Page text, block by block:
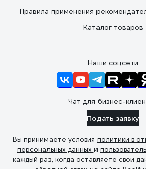
Правила применения
Каталог товаров
Наши соцсети
Чат для бизнес-
Подать заявку
Вы принимаете условия политики в
персональных данных и
каждый раз, когда оставляете свои